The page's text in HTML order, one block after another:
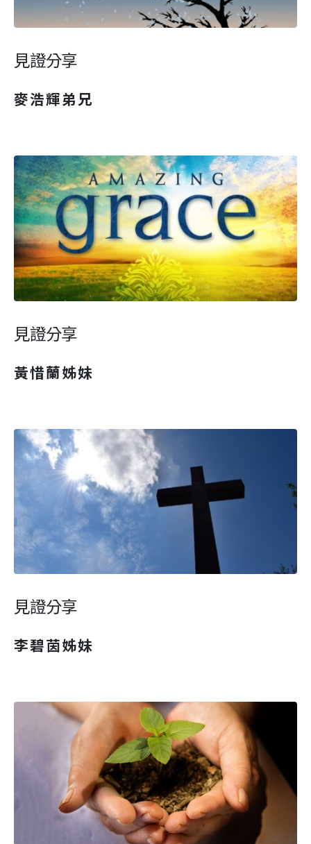
見證分享
麥浩輝弟兄
見證分享
黃惜蘭姊妹
見證分享
李碧茵姊妹